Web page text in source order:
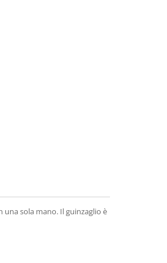
sola mano. Il guinzaglio è